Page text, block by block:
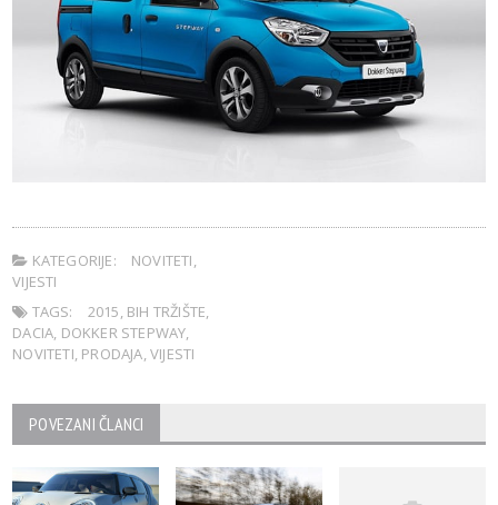
KATEGORIJE: NOVITETI,
VIJESTI
TAGS:
2015, BIH TRŽIŠTE,
DACIA, DOKKER STEPWAY,
NOVITETI, PRODAJA,VIJESTI
POVEZANI ČLANCI